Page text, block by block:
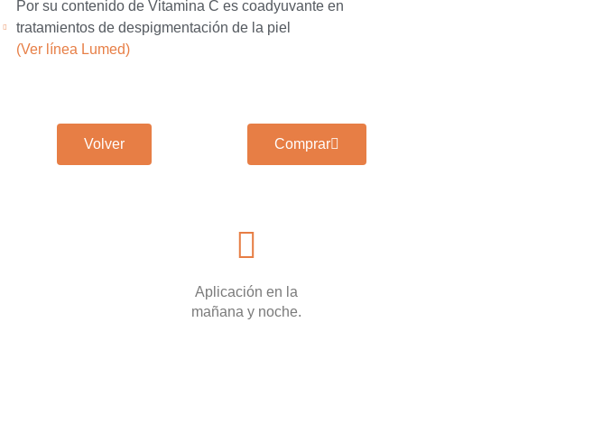
Por su contenido de Vitamina C es coadyuvante en
tratamientos de despigmentación de la piel
(Ver línea Lumed)
Volver Comprar
Aplicación en la
mañana y noche.